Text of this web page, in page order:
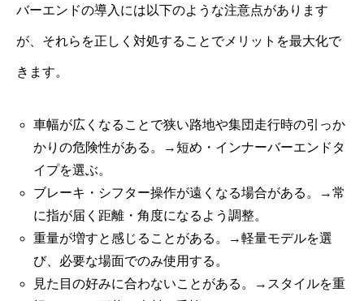
バーエンドの導入には以下のような注意点があります
が、それらを正しく対処することでメリットを最大化で
きます。
車幅が広くなることで狭い路地や集団走行時の引っか
かりの危険性がある。→短め・インナーバーエンドタ
イプを選ぶ。
ブレーキ・シフター操作が遠くなる場合がある。→常
に指が届く距離・角度になるよう調整。
重量が増すと感じることがある。→軽量モデルを選
び、必要な場面でのみ使用する。
見た目の好みに合わないことがある。→スタイルを重